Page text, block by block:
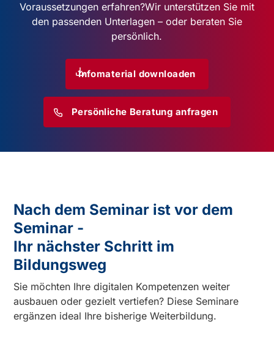
Voraussetzungen erfahren?Wir unterstützen Sie mit
den passenden Unterlagen – oder beraten Sie
persönlich.
Infomaterial downloaden
Persönliche Beratung anfragen
Nach dem Seminar ist vor dem
Seminar -
Ihr nächster Schritt im
Bildungsweg
Sie möchten Ihre digitalen Kompetenzen weiter
ausbauen oder gezielt vertiefen? Diese Seminare
ergänzen ideal Ihre bisherige Weiterbildung.